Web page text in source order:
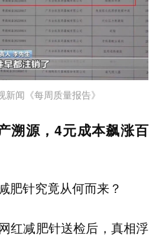
新闻《每周质量报告》
溯源，4元成本飙涨百
肥针究竟从何而来？
红减肥针送检后，真相浮